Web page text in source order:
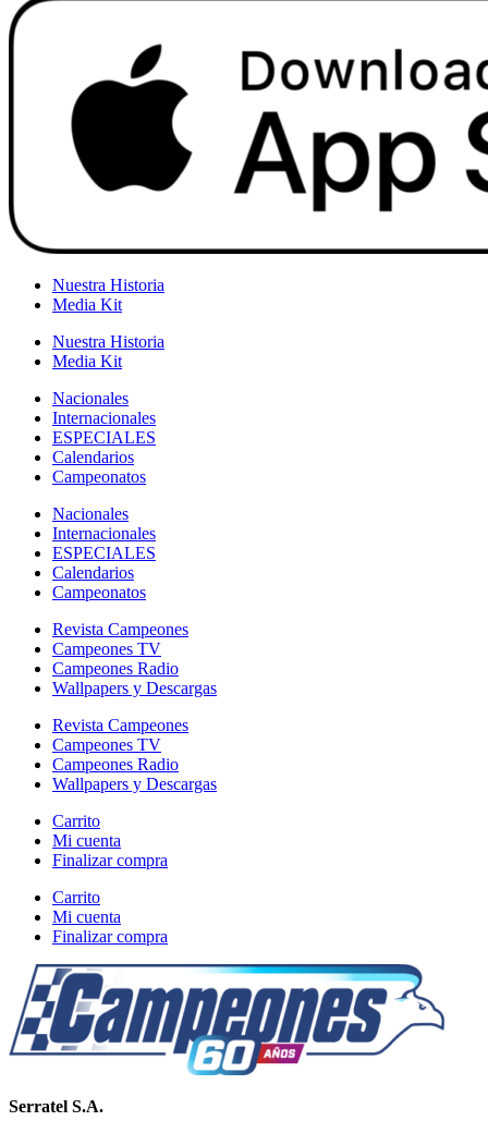
Nuestra Historia
Media Kit
Nuestra Historia
Media Kit
Nacionales
Internacionales
ESPECIALES
Calendarios
Campeonatos
Nacionales
Internacionales
ESPECIALES
Calendarios
Campeonatos
Revista Campeones
Campeones TV
Campeones Radio
Wallpapers y Descargas
Revista Campeones
Campeones TV
Campeones Radio
Wallpapers y Descargas
Carrito
Mi cuenta
Finalizar compra
Carrito
Mi cuenta
Finalizar compra
Serratel S.A.